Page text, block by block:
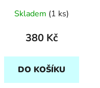
Skladem (1 ks)
380 Kč
DO KOŠÍKU